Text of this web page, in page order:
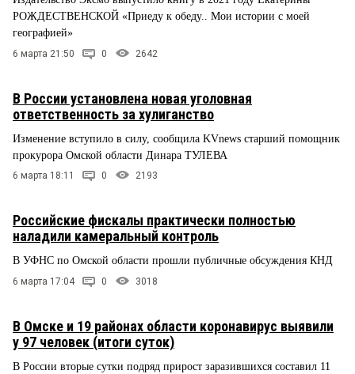
РОЖДЕСТВЕНСКОЙ «Приеду к обеду.. Мои истории с моей
географией»
6 марта 21:50 0 2642
В России установлена новая уголовная
ответственность за хулиганство
Изменение вступило в силу, сообщила KVnews старший помощник
прокурора Омской области Динара ТУЛЕВА
6 марта 18:11 0 2193
Российские фискалы практически полностью
наладили камеральный контроль
В УФНС по Омской области прошли публичные обсуждения КНД
6 марта 17:04 0 3018
В Омске и 19 районах области коронавирус выявили
у 97 человек (итоги суток)
В России вторые сутки подряд прирост заразившихся составил 11